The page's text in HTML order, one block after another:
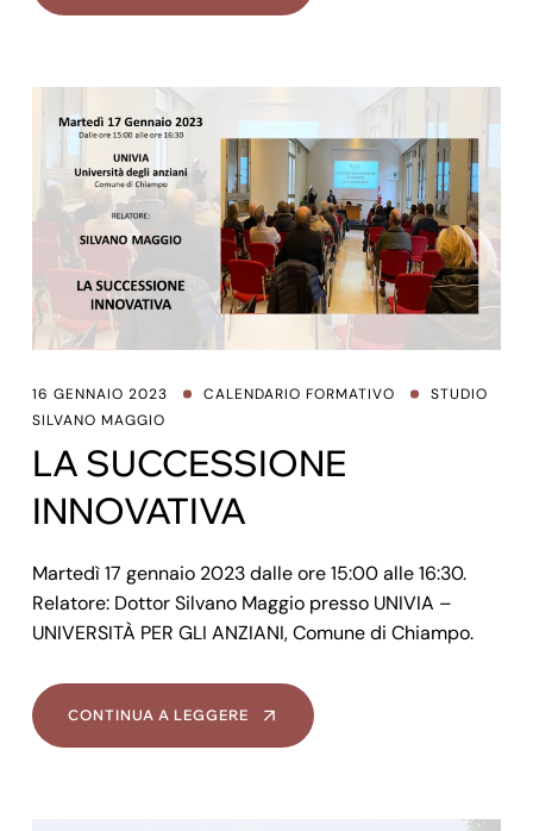
16 GENNAIO 2023 CALENDARIO FORMATIVO
STUDIO
SILVANO MAGGIO
LA SUCCESSIONE
INNOVATIVA
Martedì 17 gennaio 2023 dalle ore 15:00 alle 16:30.
Relatore: Dottor Silvano Maggio presso UNIVIA –
UNIVERSITÀ PER GLI ANZIANI, Comune di Chiampo.
CONTINUA A LEGGERE